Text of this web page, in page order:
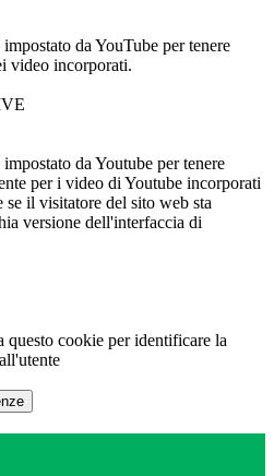
da YouTube per tenere
video incorporati.
da Youtube per tenere
per i video di Youtube incorporati
se il visitatore del sito web sta
versione dell'interfaccia di
questo cookie per identificare la